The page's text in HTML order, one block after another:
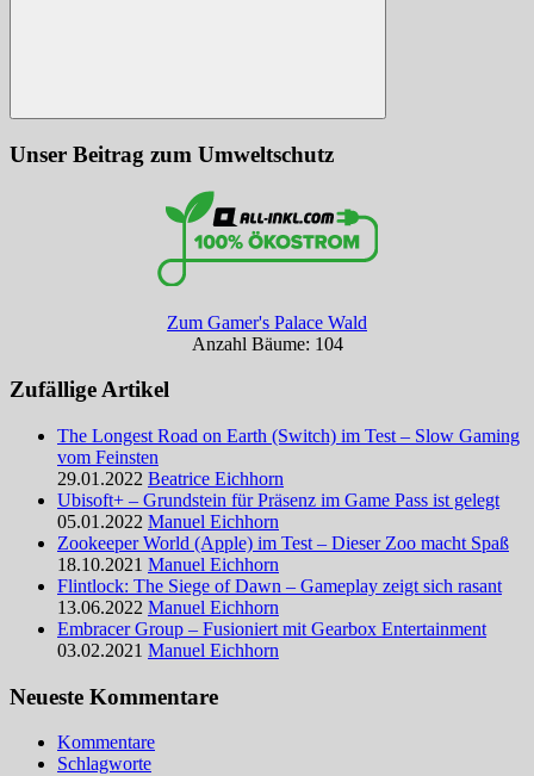
Suchen
Unser Beitrag zum Umweltschutz
Zum Gamer's Palace Wald
Anzahl Bäume: 104
Zufällige Artikel
The Longest Road on Earth (Switch) im Test – Slow Gaming
vom Feinsten
29.01.2022 Beatrice Eichhorn
Ubisoft+ – Grundstein für Präsenz im Game Pass ist gelegt
05.01.2022 Manuel Eichhorn
Zookeeper World (Apple) im Test – Dieser Zoo macht Spaß
18.10.2021 Manuel Eichhorn
Flintlock: The Siege of Dawn – Gameplay zeigt sich rasant
13.06.2022 Manuel Eichhorn
Embracer Group – Fusioniert mit Gearbox Entertainment
03.02.2021 Manuel Eichhorn
Neueste Kommentare
Kommentare
Schlagworte